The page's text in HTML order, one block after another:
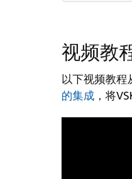
视频教
以下视频教程
的集成 ，将